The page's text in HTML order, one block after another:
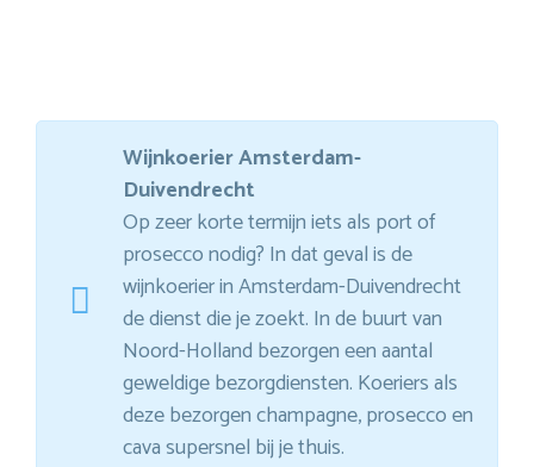
Wijnkoerier Amsterdam-
Duivendrecht
Op zeer korte termijn iets als port of
prosecco nodig? In dat geval is de
wijnkoerier in Amsterdam-Duivendrecht
de dienst die je zoekt. In de buurt van
Noord-Holland bezorgen een aantal
geweldige bezorgdiensten. Koeriers als
deze bezorgen champagne, prosecco en
cava supersnel bij je thuis.